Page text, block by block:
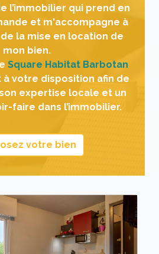
l’immobilier qui prend en
et m'accompagne à
la mise en location de
mon bien.
Square Habitat Barbotan
à votre disposition afin de
expertise locale et un
faire dans l’immobilier.
votre bien